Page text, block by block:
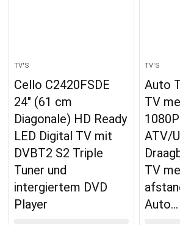
TV'S
Cello C2420FSDE
24″ (61 cm
Diagonale) HD Ready
LED Digital TV mit
DVBT2 S2 Triple
Tuner und
intergiertem DVD
Player
TV'S
Auto
TV
ATV/
TV
Auto…